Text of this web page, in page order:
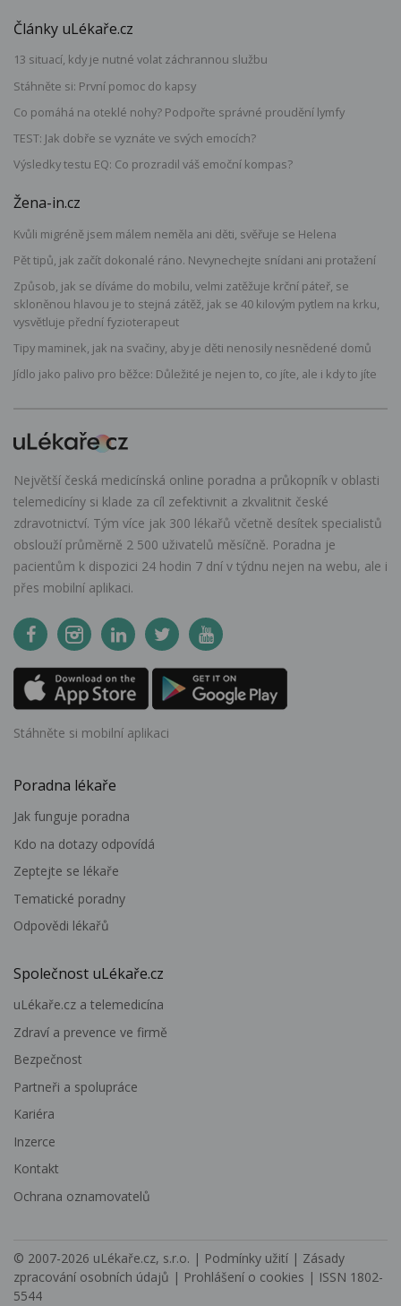
Články uLékaře.cz
13 situací, kdy je nutné volat záchrannou službu
Stáhněte si: První pomoc do kapsy
Co pomáhá na oteklé nohy? Podpořte správné proudění lymfy
TEST: Jak dobře se vyznáte ve svých emocích?
Výsledky testu EQ: Co prozradil váš emoční kompas?
Žena-in.cz
Kvůli migréně jsem málem neměla ani děti, svěřuje se Helena
Pět tipů, jak začít dokonalé ráno. Nevynechejte snídani ani protažení
Způsob, jak se díváme do mobilu, velmi zatěžuje krční páteř, se
skloněnou hlavou je to stejná zátěž, jak se 40 kilovým pytlem na krku,
vysvětluje přední fyzioterapeut
Tipy maminek, jak na svačiny, aby je děti nenosily nesnědené domů
Jídlo jako palivo pro běžce: Důležité je nejen to, co jíte, ale i kdy to jíte
Největší česká medicínská online poradna a průkopník v oblasti
telemedicíny si klade za cíl zefektivnit a zkvalitnit české
zdravotnictví. Tým více jak 300 lékařů včetně desítek specialistů
obslouží průměrně 2 500 uživatelů měsíčně. Poradna je
pacientům k dispozici 24 hodin 7 dní v týdnu nejen na webu, ale i
přes mobilní aplikaci.
Stáhněte si mobilní aplikaci
Poradna lékaře
Jak funguje poradna
Kdo na dotazy odpovídá
Zeptejte se lékaře
Tematické poradny
Odpovědi lékařů
Společnost uLékaře.cz
uLékaře.cz a telemedicína
Zdraví a prevence ve firmě
Bezpečnost
Partneři a spolupráce
Kariéra
Inzerce
Kontakt
Ochrana oznamovatelů
© 2007-2026 uLékaře.cz, s.r.o. | Podmínky užití | Zásady
zpracování osobních údajů | Prohlášení o cookies | ISSN 1802-
5544